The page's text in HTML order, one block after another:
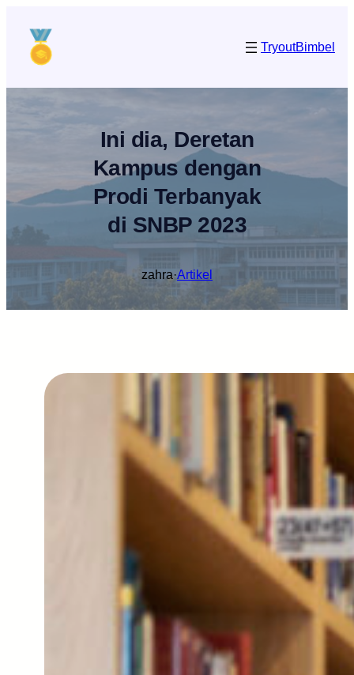
konten
TryoutBimbel
Ini dia, Deretan
Kampus dengan
Prodi Terbanyak
di SNBP 2023
zahra·Artikel